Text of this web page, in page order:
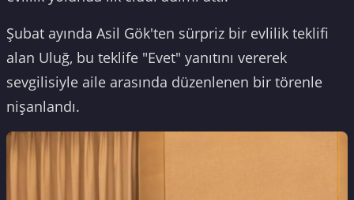
Şubat ayında Asil Gök'ten sürpriz bir evlilik teklifi
alan Uluğ, bu teklife "Evet" yanıtını vererek
sevgilisiyle aile arasında düzenlenen bir törenle
nişanlandı.